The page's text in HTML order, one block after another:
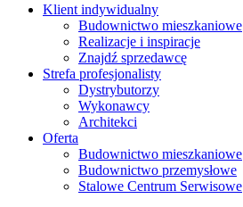
Klient indywidualny
Budownictwo mieszkaniowe
Realizacje i inspiracje
Znajdź sprzedawcę
Strefa profesjonalisty
Dystrybutorzy
Wykonawcy
Architekci
Oferta
Budownictwo mieszkaniowe
Budownictwo przemysłowe
Stalowe Centrum Serwisowe